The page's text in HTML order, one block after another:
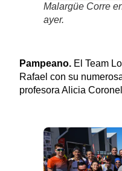
Malargüe Corre
ayer.
Pampeano.El Team
Rafael con su
profesora Alicia